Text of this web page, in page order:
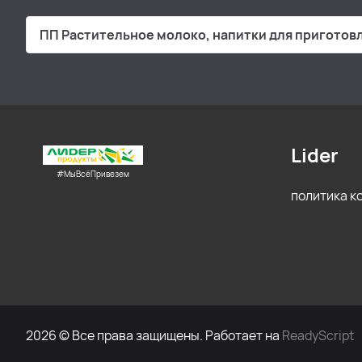
ПП Растительное молоко, напитки для
#МыВсёПривезем
Lider
политика
2026 © Все права защищены. Работает на ReadyScript